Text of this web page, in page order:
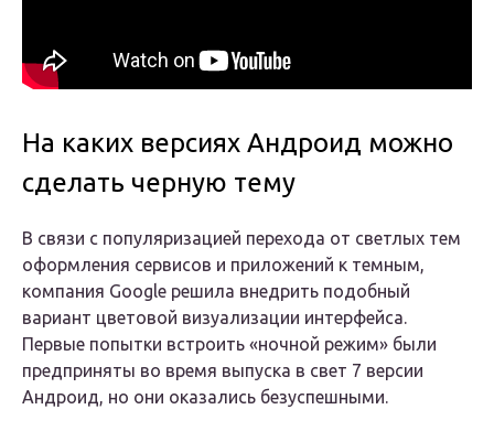
На каких версиях Андроид можно
сделать черную тему
В связи с популяризацией перехода от светлых тем
оформления сервисов и приложений к темным,
компания Google решила внедрить подобный
вариант цветовой визуализации интерфейса.
Первые попытки встроить «ночной режим» были
предприняты во время выпуска в свет 7 версии
Андроид, но они оказались безуспешными.